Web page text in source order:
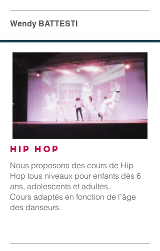
Wendy BATTESTI
HIP HOP
Nous proposons des cours de Hip
Hop tous niveaux pour enfants dès 6
ans, adolescents et adultes.
Cours adaptés en fonction de l'âge
des danseurs.